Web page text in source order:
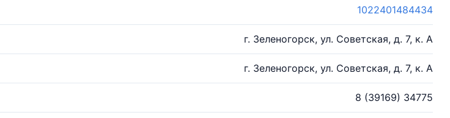
1022401484434
г. Зеленогорск, ул. Советская, д. 7, к. А
г. Зеленогорск, ул. Советская, д. 7, к. А
8 (39169) 34775